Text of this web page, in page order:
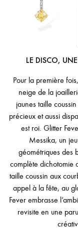
LE DISCO,
Pour la première
neige de la
jaunes taille
précieux et aussi
est roi. Glitter
Messika, un
géométriques des
complète dichotomie
taille coussin aux
appel à la fête, au
Fever embrasse
revisite en une